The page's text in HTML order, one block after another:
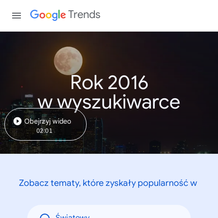
Trends
Rok 2016
w wyszukiwarce
Obejrzyj wideo
02:01
Zobacz tematy, które zyskały popularność w